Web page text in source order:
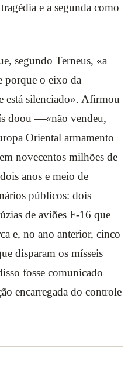
e a segunda como
segundo Terneus, «a
porque o eixo da
está silenciado». Afirmou
doou —«não vendeu,
Oriental armamento
novecentos milhões de
anos e meio de
públicos: dois
de aviões F-16 que
e, no ano anterior, cinco
disparam os mísseis
fosse comunicado
encarregada do controle